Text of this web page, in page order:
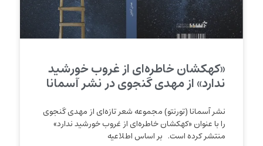
«کهکشان خاطره‌ای از غروب خورشید
ندارد» از مهدی گنجوی در نشر آسمانا
نشر آسمانا (تورنتو) مجموعه شعر تازه‌ای از مهدی گنجوی
را با عنوان «کهکشان خاطره‌ای از غروب خورشید ندارد»
منتشر کرده است. بر اساس اطلاعیه